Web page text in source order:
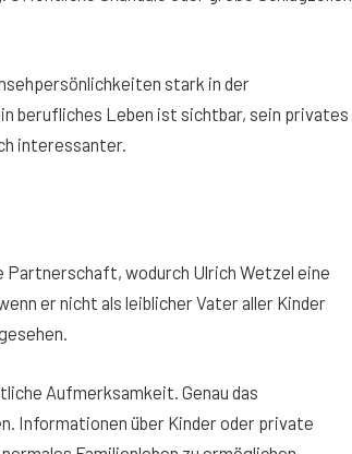
stark in der
berufliches Leben ist sichtbar, sein privates
interessanter.
Partnerschaft, wodurch Ulrich Wetzel eine
er nicht als leiblicher Vater aller Kinder
Aufmerksamkeit. Genau das
Informationen über Kinder oder private